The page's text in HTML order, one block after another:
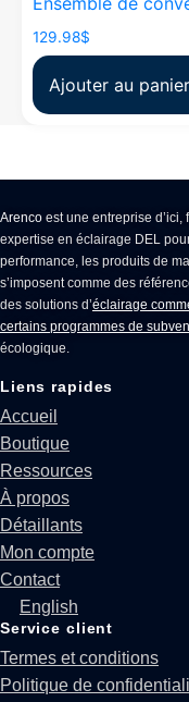
129.98$
Ajouter au panier
Arenco est une entreprise
expertise en éclairage DEL
performance, les produits de
s’imposent comme des
des solutions d’éclairage
certains programmes de
écologique.
Liens rapides
Accueil
Boutique
Ressources
À propos
Détaillants
Mon compte
Contact
English
Service client
Termes et conditions
Politique de